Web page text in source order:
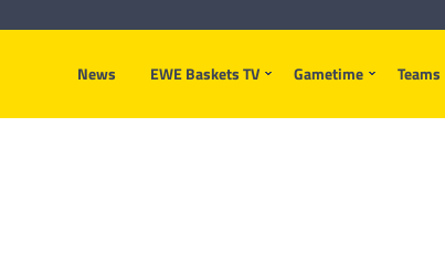
News EWE Baskets TV Gametime Teams